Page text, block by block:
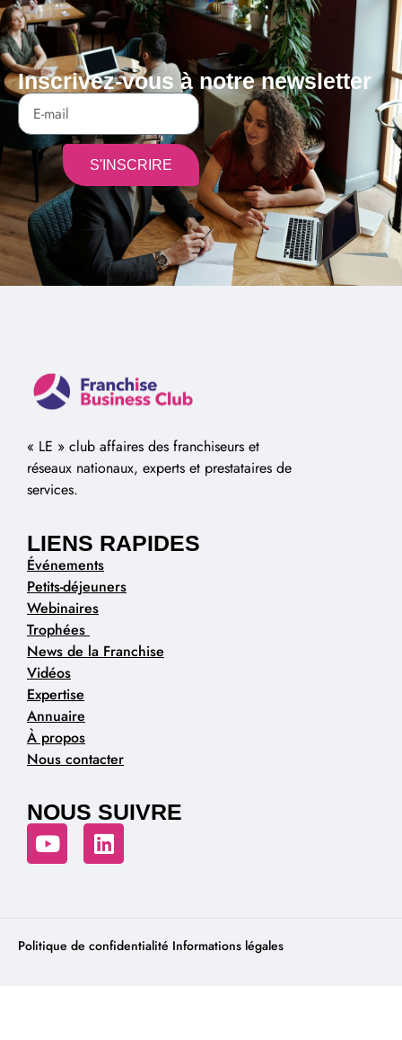
Inscrivez-vous à notre newsletter
S'INSCRIRE
Alternative:
« LE » club affaires des franchiseurs et
réseaux nationaux, experts et prestataires de
services.
LIENS RAPIDES
Événements
Petits-déjeuners
Webinaires
Trophées
News de la Franchise
Vidéos
Expertise
Annuaire
À propos
Nous contacter
NOUS SUIVRE
Politique de confidentialité Informations légales